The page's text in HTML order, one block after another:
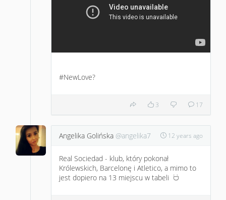
#NewLove?
3 17
Angelika Golińska @angelika7 12 years ago
Real Sociedad - klub, który pokonał
Królewskich, Barcelonę i Atletico, a mimo to
jest dopiero na 13 miejscu w tabeli
:D